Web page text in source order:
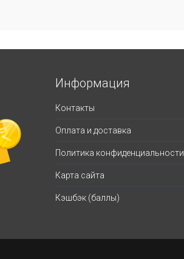
Информация
Контакты
Оплата и доставка
Политика конфиденциальности
Карта сайта
Кэшбэк (баллы)